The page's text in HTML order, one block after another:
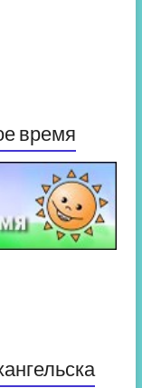
время